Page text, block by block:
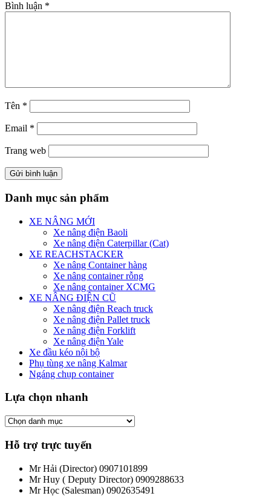
Bình luận *
Tên *
Email *
Trang web
Danh mục sản phẩm
XE NÂNG MỚI
Xe nâng điện Baoli
Xe nâng điện Caterpillar (Cat)
XE REACHSTACKER
Xe nâng Container hàng
Xe nâng container rỗng
Xe nâng container XCMG
XE NÂNG ĐIỆN CŨ
Xe nâng điện Reach truck
Xe nâng điện Pallet truck
Xe nâng điện Forklift
Xe nâng điện Yale
Xe đầu kéo nội bộ
Phụ tùng xe nâng Kalmar
Ngáng chụp container
Lựa chọn nhanh
Hỗ trợ trực tuyến
Mr Hải (Director) 0907101899
Mr Huy ( Deputy Director) 0909288633
Mr Học (Salesman) 0902635491